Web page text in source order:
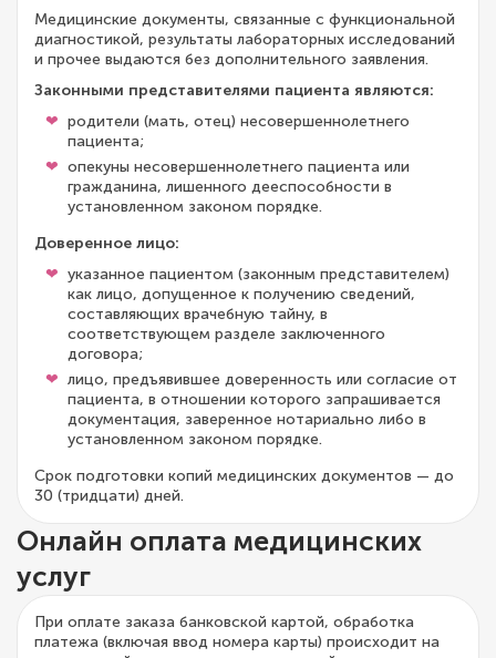
Медицинские документы, связанные с функциональной
диагностикой, результаты лабораторных исследований
и прочее выдаются без дополнительного заявления.
Законными представителями пациента являются:
родители (мать, отец) несовершеннолетнего
пациента;
опекуны несовершеннолетнего пациента или
гражданина, лишенного дееспособности в
установленном законом порядке.
Доверенное лицо:
указанное пациентом (законным представителем)
как лицо, допущенное к получению сведений,
составляющих врачебную тайну, в
соответствующем разделе заключенного
договора;
лицо, предъявившее доверенность или согласие от
пациента, в отношении которого запрашивается
документация, заверенное нотариально либо в
установленном законом порядке.
Срок подготовки копий медицинских документов — до
30 (тридцати) дней.
Онлайн оплата медицинских
услуг
При оплате заказа банковской картой, обработка
платежа (включая ввод номера карты) происходит на